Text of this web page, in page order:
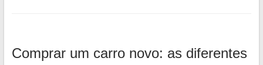
Comprar um carro novo: as diferentes